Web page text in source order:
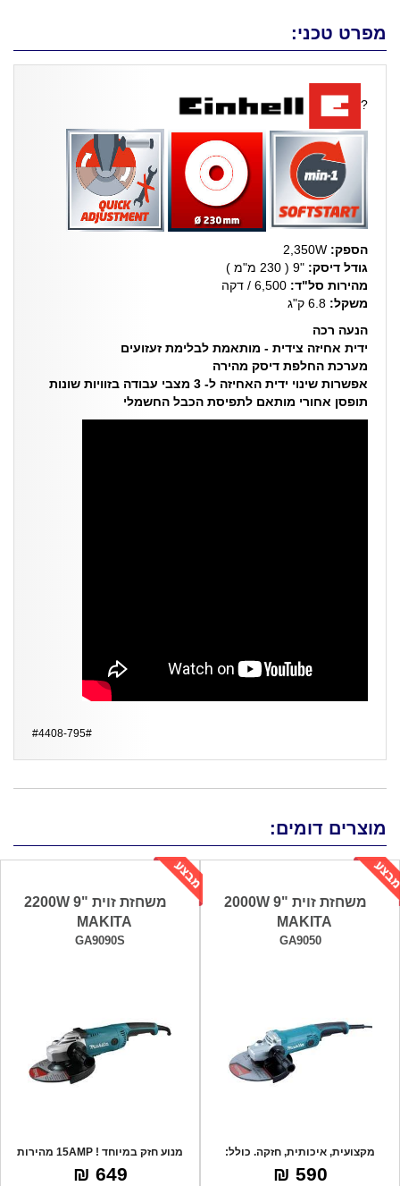
מפרט טכני:
?
הספק:
גודל דיסק: "9 ( 230 מ"מ )
מהירות סל"ד: 6,500 / דקה
משקל:
הנעה רכה
ידית אחיזה צידית - מותאמת לבלימת זעזועים
מערכת החלפת דיסק מהירה
אפשרות שינוי ידית האחיזה ל- 3 מצבי עבודה בזוויות שונות
תופסן אחורי מותאם לתפיסת הכבל החשמלי
#4408-795#
מוצרים דומים:
משחזת זוית "9 2000W
MAKITA
GA9050
מקצועית, איכותית, חזקה. כולל:
משבת בטיחו
590 ₪
משחזת זוית "9 2200W
MAKITA
GA9090S
מנוע חזק במיוחד ! 15AMP מהירות
סיבוב: 6
649 ₪